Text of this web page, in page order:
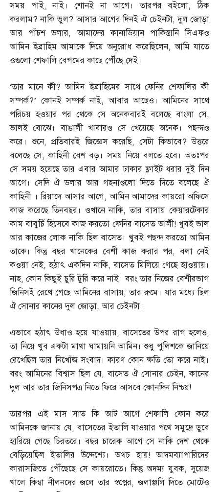
সময় পাই,নাই। শোনই না আগে। তারপর বইলো,ঠিক
করলাম?নাকি ভুল?আসার আগের দিনই ঐ চেইনটা,দুল জোড়া
আর পাঁচশ ডলার,আমাদের কানাডিয়ান পাকিস্তানি সিএফও
আমিন ইব্রাহিম আমাকে দিয়ে অনুরোধ করেছিলেন,আমি যাতে
ওগুলো শেফালি বেগমের কাছে পৌঁছে দেই।
‘তার মানে কী?আমিন ইব্রাহিমের সাথে ফেনির শেফালির কী
সম্পর্ক?’কোনই সম্পর্ক নাই,আবার আছেও। আমিনের সাথে
পরিচয় হওয়ার পর থেকে সে অনেকবারই বলেছে বাংলা সে,
ভালই বোঝে। বাঙালী খাবারও সে খেয়েছে অনেক। পছন্দও
করে। শুনে,প্রতিবারই জিজ্ঞেস করেছি, সেটা কিভাবে?উত্তরে
বলেছে সে,কাহিনী বেশ বড়। সময় নিয়ে বলতে হবে। অতঃপর
সে সময় হয়েছে তার এবার আমার ঢাকার ফ্লাইট ধরার দুই দিন
আগে। সেদি ঐ ডলার আর গহনাগুলো দিতে দিতে বলেছে ঐ
কাহিনী । রিয়াদে আসার আগে,আমিন আমাদের কায়রো অফিসে
কাজ করেছে তিনবছর। ওখানে নাকি,তার বাসায় কেয়ারটেকার
কাম বাবুর্চি হিসেবে কাজ করতো ফেনির বাসেত আলী! খুবই ভাল
আর কাজের লোক নাকি ছিল বাসেত। খুবই পছন্দ করতো আমিন
তাকে। কিন্তু বছর খানেকের বেশী কাজ করার পর,বলা নেই
কওয়া নেই,হঠাৎ একদিন নাকি,বাসেত মিলিয়ে গেছে হাওয়ায়।
নাহ,কোন কিছুই চুরি টুরি করে নাই। বরং তার নিজের বেশীরভাগ
জিনিসই রেখে গেছে আমিনের বাসায়,তার রুমে। যার মধ্যে ছিল
ঐ সোনার কানের দুল জোড়া,আর চেইনটা।
এভাবে হঠাৎ উধাও হয়ে যাওয়ায়,বাসেতের উপর রাগ হলেও,
তা নিয়ে খুব একটা মাথা ঘামায়নি আমিন। শুধু পুলিশকে জানিয়ে
রেখেছিল তার নিখোঁজ সংবাদ। কারণ কোন ক্ষতি তো করে নাই।
বরং আমিনের বিশ্বাস ছিল যে,বাসেত ঐ সোনার চেইন,কানের
দুল আর তার জিনিসপত্র নিতে ফিরে আসবে কোনদিন নিশ্চয়!
তারপর এই মাস সাত কি আট আগে শেফালি ফোন করে
আমিনকে জানায় যে,বাসেতের ইতালি যাওয়ার পথে সমুদ্রে ডুবে
হারিয়ে গেছে চিরতরে। বছর চারেক আগে সে নাকি দেশ থেকে
বেড়িয়েছিল ইতালির উদ্দেশ্যে। অথচ হায়!আদমব্যাপারিদের
কারাসজিতে পৌঁছেছে সে কায়রোতে। কিন্তু অদম্য যুবক,সুয়েজ
খালে কিম্বা নীলনদের জলে তার স্বপ্নের,জলাঞ্জলি দিতে মোটেও